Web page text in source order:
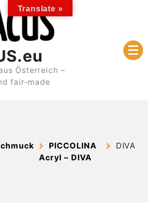
Österreich –
fair-made
PICCOLINA
Acryl – DIVA
DIVA
Translate »